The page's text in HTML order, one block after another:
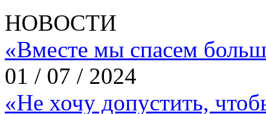
НОВОСТИ
«Вместе мы спасем
01 / 07 / 2024
«Не хочу допустить,